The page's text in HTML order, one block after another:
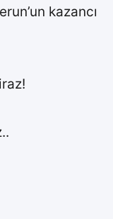
kazancı